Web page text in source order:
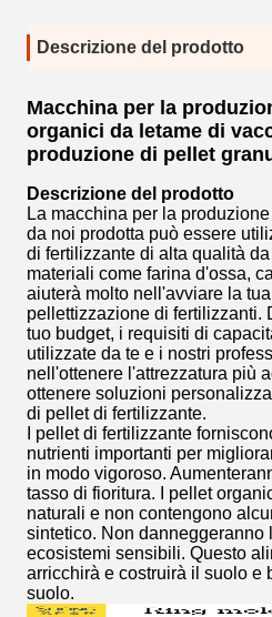
Descrizione del prodotto
Macchina per la
organici da letame di
produzione di pellet
Descrizione del prodotto
La macchina per la
da noi prodotta può essere
di fertilizzante di alta qualità
materiali come farina d'ossa,
aiuterà molto nell'avviare la
pellettizzazione di fertilizzanti.
tuo budget, i requisiti di
utilizzate da te e i nostri
nell'ottenere l'attrezzatura più
ottenere soluzioni
di pellet di fertilizzante.
I pellet di fertilizzante
nutrienti importanti per
in modo vigoroso.
tasso di fioritura. I pellet
naturali e non contengono
sintetico. Non danneggeranno
ecosistemi sensibili. Questo
arricchirà e costruirà il suolo e
suolo.